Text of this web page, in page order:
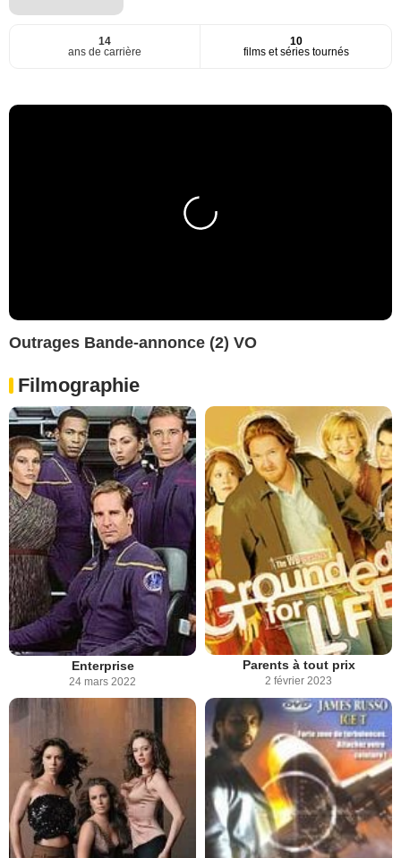
14
ans de carrière
10
films et séries tournés
Outrages Bande-annonce (2) VO
Filmographie
Enterprise
24 mars 2022
Parents à tout prix
2 février 2023